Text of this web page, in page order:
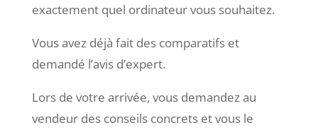
exactement quel ordinateur vous souhaitez.
Vous avez déjà fait des comparatifs et
demandé l’avis d’expert.
Lors de votre arrivée, vous demandez au
vendeur des conseils concrets et vous le